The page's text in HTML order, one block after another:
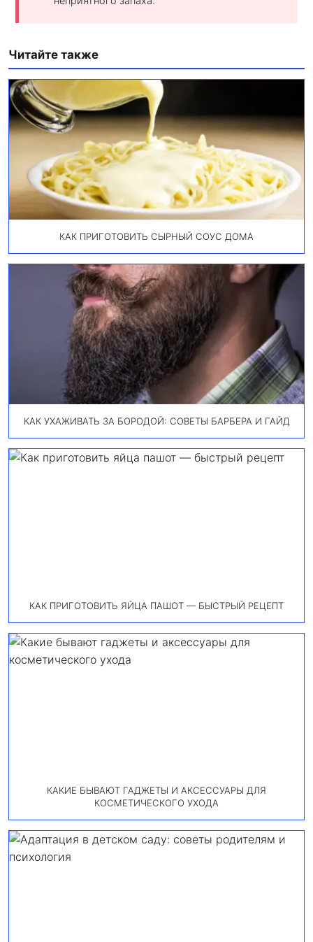
Читайте также
КАК ПРИГОТОВИТЬ СЫРНЫЙ СОУС ДОМА
КАК УХАЖИВАТЬ ЗА БОРОДОЙ: СОВЕТЫ БАРБЕРА И ГАЙД
КАК ПРИГОТОВИТЬ ЯЙЦА ПАШОТ — БЫСТРЫЙ РЕЦЕПТ
КАКИЕ БЫВАЮТ ГАДЖЕТЫ И АКСЕССУАРЫ ДЛЯ
КОСМЕТИЧЕСКОГО УХОДА